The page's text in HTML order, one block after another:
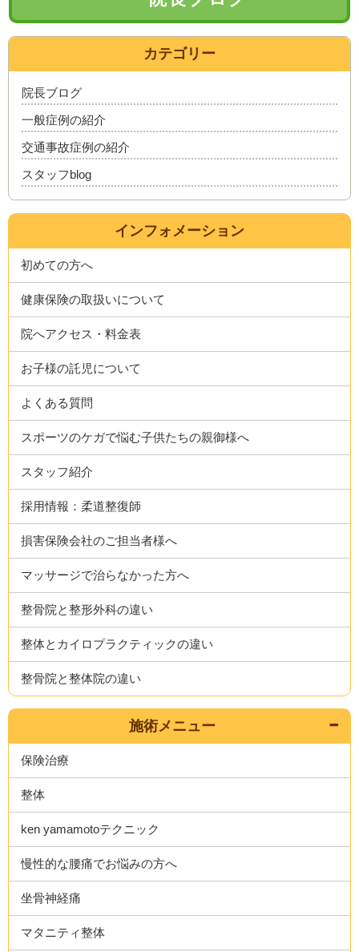
カテゴリー
院長ブログ
一般症例の紹介
交通事故症例の紹介
スタッフblog
インフォメーション
初めての方へ
健康保険の取扱いについて
院へアクセス・料金表
お子様の託児について
よくある質問
スポーツのケガで悩む子供たちの親御様へ
スタッフ紹介
採用情報：柔道整復師
損害保険会社のご担当者様へ
マッサージで治らなかった方へ
整骨院と整形外科の違い
整体とカイロプラクティックの違い
整骨院と整体院の違い
施術メニュー
保険治療
整体
ken yamamotoテクニック
慢性的な腰痛でお悩みの方へ
坐骨神経痛
マタニティ整体